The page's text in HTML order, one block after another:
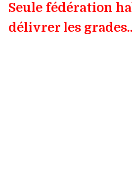
Seule fédération
délivrer les